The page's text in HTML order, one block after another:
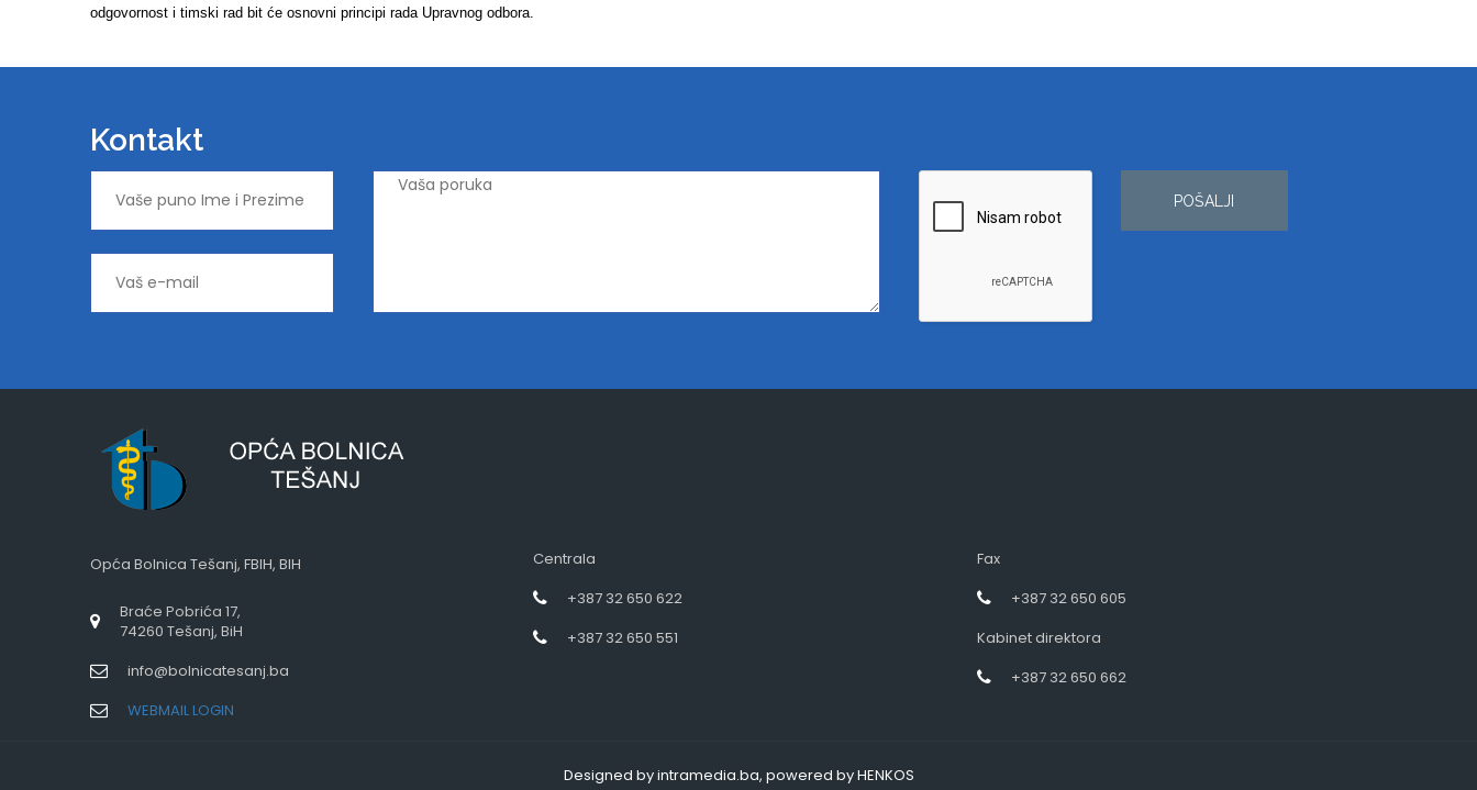
odgovornost i timski rad bit će osnovni principi rada Upravnog odbora.
Kontakt
POŠALJI
Opća Bolnica Tešanj, FBIH, BIH
Braće Pobrića 17,
74260 Tešanj, BiH
info@bolnicatesanj.ba
WEBMAIL LOGIN
Centrala
+387 32 650 622
+387 32 650 551
Fax
+387 32 650 605
Kabinet direktora
+387 32 650 662
Designed by intramedia.ba, powered by HENKOS